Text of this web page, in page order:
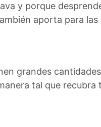
y porque
aporta para
grandes
tal que